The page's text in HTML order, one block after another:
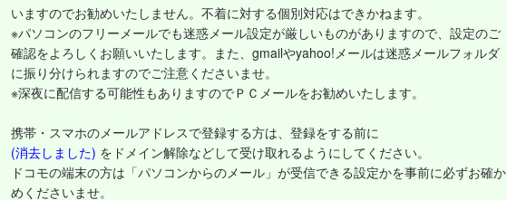
いますのでお勧めいたしません。不着に対する個別対応はできかねます。
※パソコンのフリーメールでも迷惑メール設定が厳しいものがありますので、設定のご
確認をよろしくお願いいたします。また、gmailやyahoo!メールは迷惑メールフォルダ
に振り分けられますのでご注意くださいませ。
※深夜に配信する可能性もありますのでＰＣメールをお勧めいたします。
携帯・スマホのメールアドレスで登録する方は、登録をする前に
(消去しました) をドメイン解除などして受け取れるようにしてください。
ドコモの端末の方は「パソコンからのメール」が受信できる設定かを事前に必ずお確か
めくださいませ。